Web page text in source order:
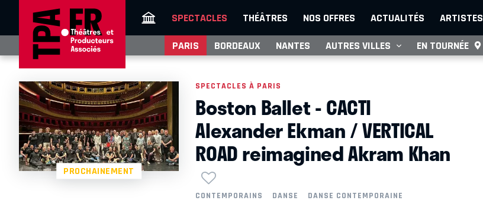
SPECTACLES THÉÂTRES NOS OFFRES ACTUALITÉS ARTISTES
PARIS BORDEAUX NANTES AUTRES VILLES EN TOURNÉE
PROCHAINEMENT
SPECTACLES À PARIS
Boston Ballet - CACTI
Alexander Ekman / VERTICAL
ROAD reimagined Akram Khan
CONTEMPORAINS DANSE DANSE CONTEMPORAINE